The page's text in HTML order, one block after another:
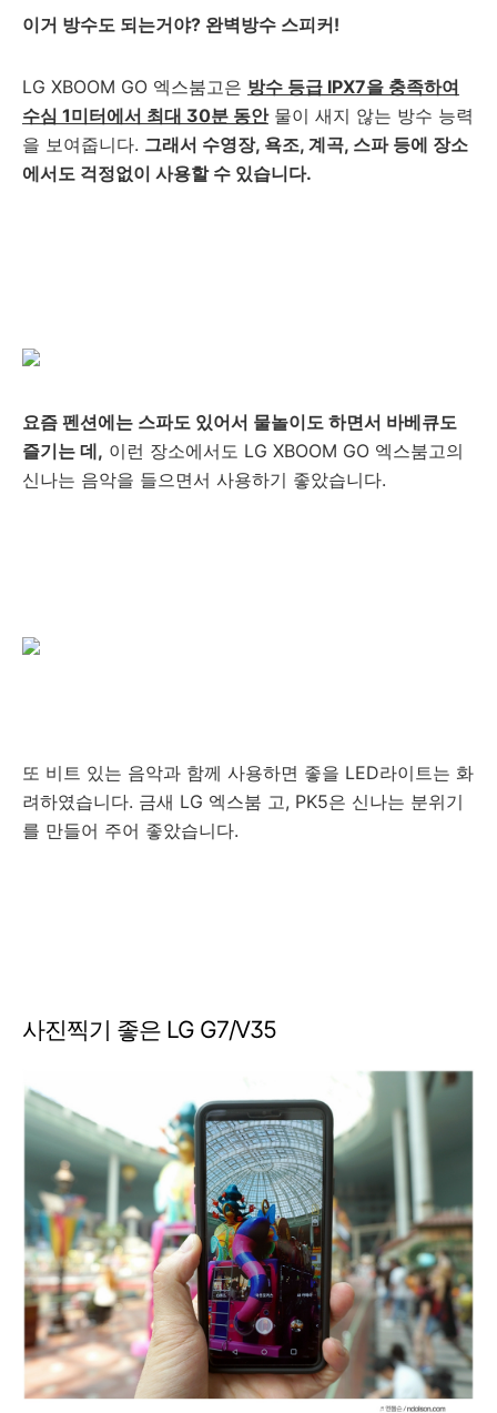
이거 방수도 되는거야? 완벽방수 스피커!
LG XBOOM GO 엑스붐고은 방수 등급 IPX7을 충족하여
수심 1미터에서 최대 30분 동안물이 새지 않는 방수 능력
을 보여줍니다. 그래서 수영장, 욕조, 계곡, 스파 등에 장소
에서도 걱정없이 사용할 수 있습니다.
요즘 펜션에는 스파도 있어서 물놀이도 하면서 바베큐도
즐기는 데, 이런 장소에서도 LG XBOOM GO 엑스붐고의
신나는 음악을 들으면서 사용하기 좋았습니다.
또 비트 있는 음악과 함께 사용하면 좋을 LED라이트는 화
려하였습니다. 금새 LG 엑스붐 고, PK5은 신나는 분위기
를 만들어 주어 좋았습니다.
사진찍기 좋은 LG G7/V35